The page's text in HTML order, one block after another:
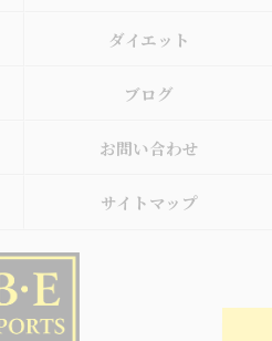
ダイエット
ブログ
お問い合わせ
サイトマップ